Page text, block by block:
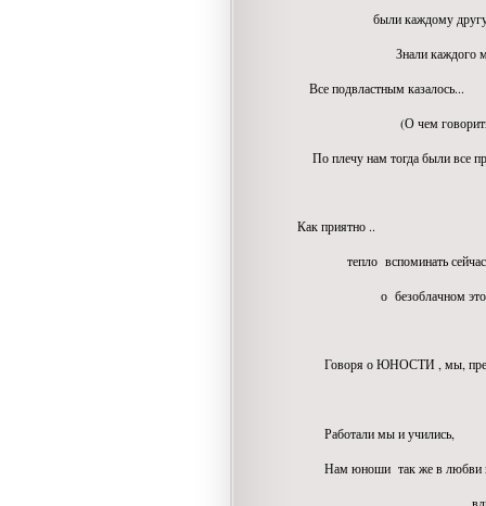
были каждому другу
Знали каждого мы
Все подвластным казалось...
(О чем
По плечу нам тогда были все
Как приятно ..
тепло вспоминать
о безоблачном этом
Говоря о ЮНОСТИ , мы,
Работали мы и учились,
Нам юноши так же в любви